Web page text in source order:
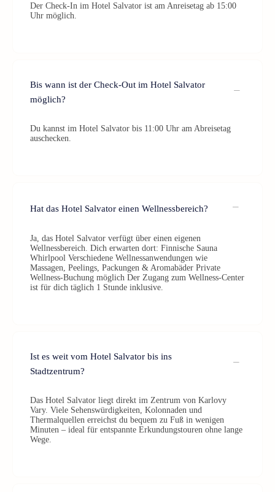
Der Check-In im Hotel Salvator ist am Anreisetag ab 15:00
Uhr möglich.
Bis wann ist der Check-Out im Hotel Salvator
möglich?
Du kannst im Hotel Salvator bis 11:00 Uhr am Abreisetag
auschecken.
Hat das Hotel Salvator einen Wellnessbereich?
Ja, das Hotel Salvator verfügt über einen eigenen
Wellnessbereich. Dich erwarten dort: Finnische Sauna
Whirlpool Verschiedene Wellnessanwendungen wie
Massagen, Peelings, Packungen & Aromabäder Private
Wellness-Buchung möglich Der Zugang zum Wellness-Center
ist für dich täglich 1 Stunde inklusive.
Ist es weit vom Hotel Salvator bis ins
Stadtzentrum?
Das Hotel Salvator liegt direkt im Zentrum von Karlovy
Vary. Viele Sehenswürdigkeiten, Kolonnaden und
Thermalquellen erreichst du bequem zu Fuß in wenigen
Minuten – ideal für entspannte Erkundungstouren ohne lange
Wege.